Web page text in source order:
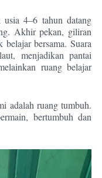
usia 4–6 tahun datang
Akhir pekan, giliran
bersama. Suara
menjadikan pantai
ruang belajar
adalah ruang tumbuh.
bertumbuh dan